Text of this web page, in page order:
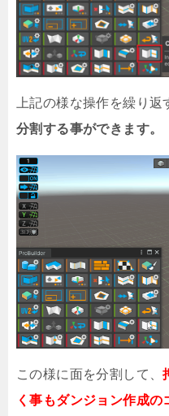
上記の様な操作を繰り返
分割する事ができます。
この様に面を分割して、
く事もダンジョン作成の